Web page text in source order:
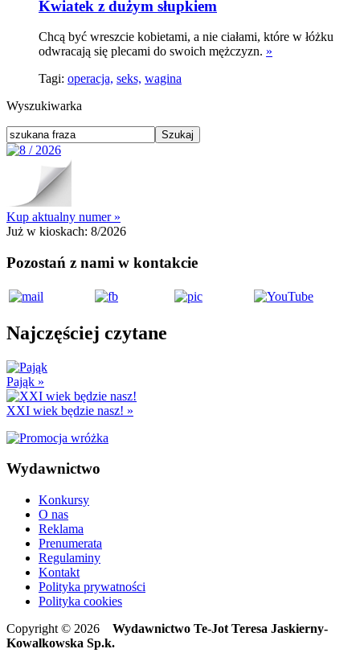
Kwiatek z dużym słupkiem
Chcą być wreszcie kobietami, a nie ciałami, które w łóżku
odwracają się plecami do swoich mężczyzn. »
Tagi: operacja, seks, wagina
Wyszukiwarka
Kup aktualny numer »
Już w kioskach: 8/2026
Pozostań z nami w kontakcie
Najczęściej czytane
Pająk »
XXI wiek będzie nasz! »
Wydawnictwo
Konkursy
O nas
Reklama
Prenumerata
Regulaminy
Kontakt
Polityka prywatności
Polityka cookies
Copyright © 2026 Wydawnictwo Te-Jot Teresa Jaskierny-
Kowalkowska Sp.k.